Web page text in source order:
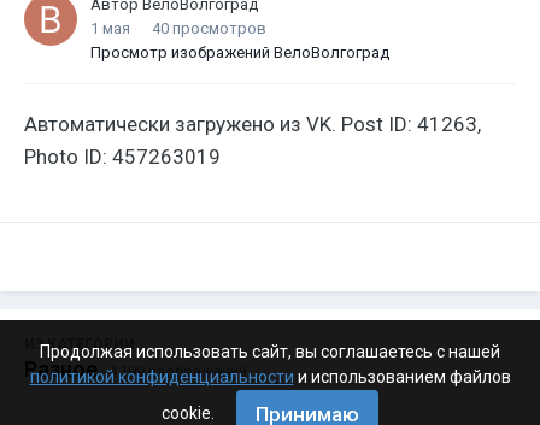
Автор ВелоВолгоград
1 мая
40 просмотров
Просмотр изображений ВелоВолгоград
Автоматически загружено из VK. Post ID: 41263,
Photo ID: 457263019
ИЗ КАТЕГОРИИ:
Разное · 4 199 изображений
Продолжая использовать сайт, вы соглашаетесь с нашей
политикой конфиденциальности и использованием файлов
cookie.
Принимаю